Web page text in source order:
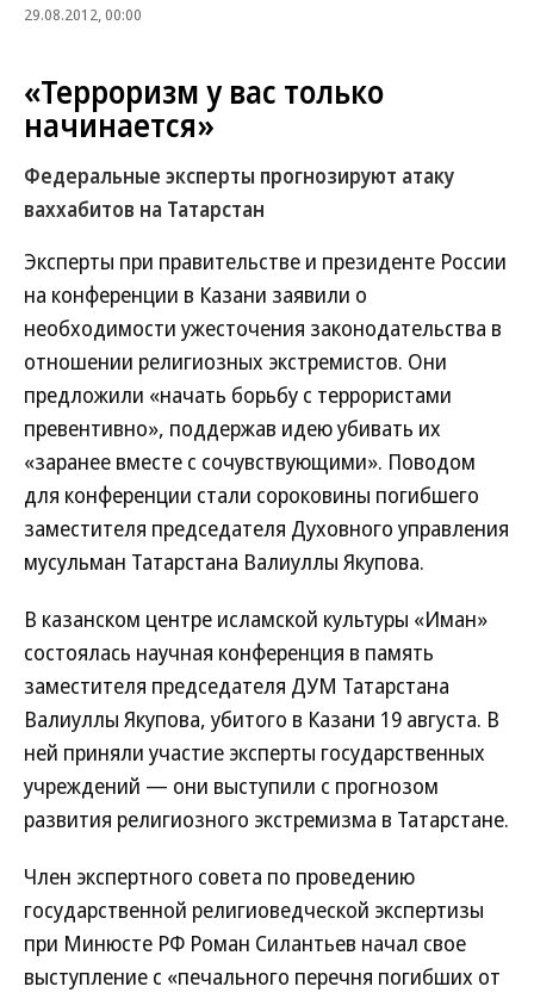
29.08.2012, 00:00
«Терроризм у вас только
начинается»
Федеральные эксперты прогнозируют атаку
ваххабитов на Татарстан
Эксперты при правительстве и президенте России
на конференции в Казани заявили о
необходимости ужесточения законодательства в
отношении религиозных экстремистов. Они
предложили «начать борьбу с террористами
превентивно», поддержав идею убивать их
«заранее вместе с сочувствующими». Поводом
для конференции стали сороковины погибшего
заместителя председателя Духовного управления
мусульман Татарстана Валиуллы Якупова.
В казанском центре исламской культуры «Иман»
состоялась научная конференция в память
заместителя председателя ДУМ Татарстана
Валиуллы Якупова, убитого в Казани 19 августа. В
ней приняли участие эксперты государственных
учреждений — они выступили с прогнозом
развития религиозного экстремизма в Татарстане.
Член экспертного совета по проведению
государственной религиоведческой экспертизы
при Минюсте РФ Роман Силантьев начал свое
выступление с «печального перечня погибших от